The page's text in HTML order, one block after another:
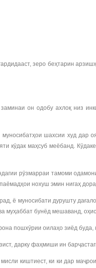
зеро беҳтарин
он одобу ахлоқ низ
шахсии худ
кӯдак маҳсуб меёбанд.
рӯзмарраи тамоми
нохуш эмин нигаҳ
ё муносибати дурушту
муҳаббат бунёд мешаванд,
пошхӯрии оилаҳо зиёд
дарку фаҳмиши ин
киштиест, ки ки дар